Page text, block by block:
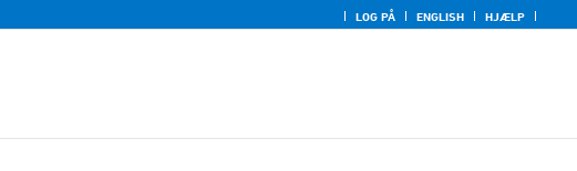
LOG PÅ ENGLISH HJÆLP